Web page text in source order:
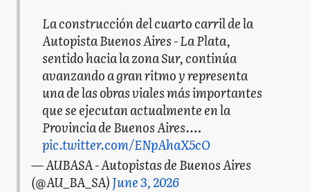
La construcción del cuarto carril de la
Autopista Buenos Aires - La Plata,
sentido hacia la zona Sur, continúa
avanzando a gran ritmo y representa
una de las obras viales más importantes
que se ejecutan actualmente en la
Provincia de Buenos Aires.…
pic.twitter.com/ENpAhaX5cO
— AUBASA - Autopistas de Buenos Aires
(@AU_BA_SA)June 3, 2026